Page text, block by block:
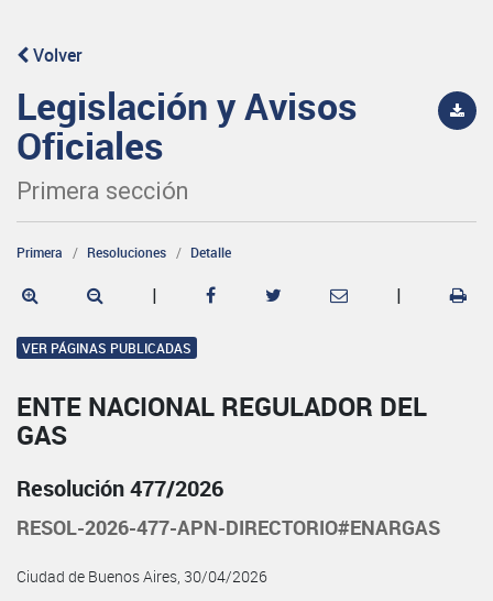
Volver
Legislación y Avisos
Oficiales
Primera sección
Primera Resoluciones Detalle
| |
VER PÁGINAS PUBLICADAS
ENTE NACIONAL REGULADOR DEL
GAS
Resolución 477/2026
RESOL-2026-477-APN-DIRECTORIO#ENARGAS
Ciudad de Buenos Aires, 30/04/2026